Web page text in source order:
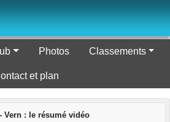
Photos Classements
et plan
- Vern : le résumé vidéo